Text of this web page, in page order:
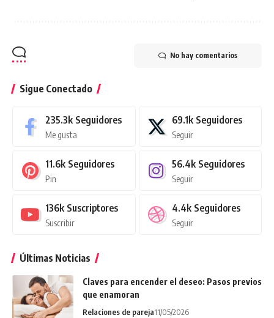
No hay comentarios
Sigue Conectado
235.3k Seguidores
Me gusta
69.1k Seguidores
Seguir
11.6k Seguidores
Pin
56.4k Seguidores
Seguir
136k Suscriptores
Suscribir
4.4k Seguidores
Seguir
Últimas Noticias
Claves para encender el deseo: Pasos previos
que enamoran
Relaciones de pareja11/05/2026